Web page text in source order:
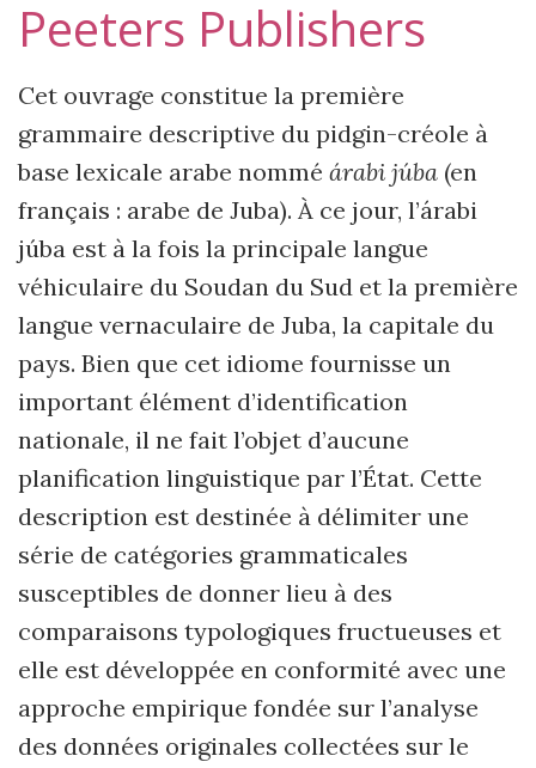
Peeters Publishers
Cet ouvrage constitue la première
grammaire descriptive du pidgin-créole à
base lexicale arabe nommé árabi júba (en
français : arabe de Juba). À ce jour, l’árabi
júba est à la fois la principale langue
véhiculaire du Soudan du Sud et la première
langue vernaculaire de Juba, la capitale du
pays. Bien que cet idiome fournisse un
important élément d’identification
nationale, il ne fait l’objet d’aucune
planification linguistique par l’État. Cette
description est destinée à délimiter une
série de catégories grammaticales
susceptibles de donner lieu à des
comparaisons typologiques fructueuses et
elle est développée en conformité avec une
approche empirique fondée sur l’analyse
des données originales collectées sur le